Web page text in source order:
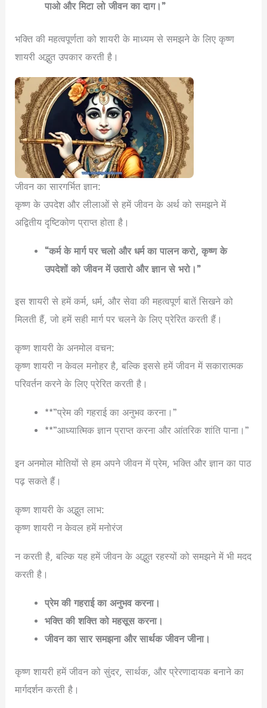
पाओ और मिटा लो जीवन का दाग।”
भक्ति की महत्वपूर्णता को शायरी के माध्यम से समझने के लिए कृष्ण
शायरी अद्भुत उपकार करती है।
जीवन का सारगर्भित ज्ञान:
कृष्ण के उपदेश और लीलाओं से हमें जीवन के अर्थ को समझने में
अद्वितीय दृष्टिकोण प्राप्त होता है।
“कर्म के मार्ग पर चलो और धर्म का पालन करो, कृष्ण के
उपदेशों को जीवन में उतारो और ज्ञान से भरो।”
इस शायरी से हमें कर्म, धर्म, और सेवा की महत्वपूर्ण बातें सिखने को
मिलती हैं, जो हमें सही मार्ग पर चलने के लिए प्रेरित करती हैं।
कृष्ण शायरी के अनमोल वचन:
कृष्ण शायरी न केवल मनोहर है, बल्कि इससे हमें जीवन में सकारात्मक
परिवर्तन करने के लिए प्रेरित करती है।
**”प्रेम की गहराई का अनुभव करना।”
**”आध्यात्मिक ज्ञान प्राप्त करना और आंतरिक शांति पाना।”
इन अनमोल मोतियों से हम अपने जीवन में प्रेम, भक्ति और ज्ञान का पाठ
पढ़ सकते हैं।
कृष्ण शायरी के अद्भुत लाभ:
कृष्ण शायरी न केवल हमें मनोरंज
न करती है, बल्कि यह हमें जीवन के अद्भुत रहस्यों को समझने में भी मदद
करती है।
प्रेम की गहराई का अनुभव करना।
भक्ति की शक्ति को महसूस करना।
जीवन का सार समझना और सार्थक जीवन जीना।
कृष्ण शायरी हमें जीवन को सुंदर, सार्थक, और प्रेरणादायक बनाने का
मार्गदर्शन करती है।